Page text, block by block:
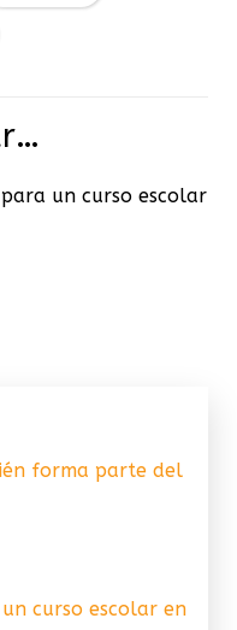
un curso escolar
forma parte del
curso escolar en